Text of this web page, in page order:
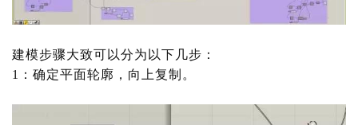
建模步骤大致可以分为以下几步：
1：确定平面轮廓，向上复制。